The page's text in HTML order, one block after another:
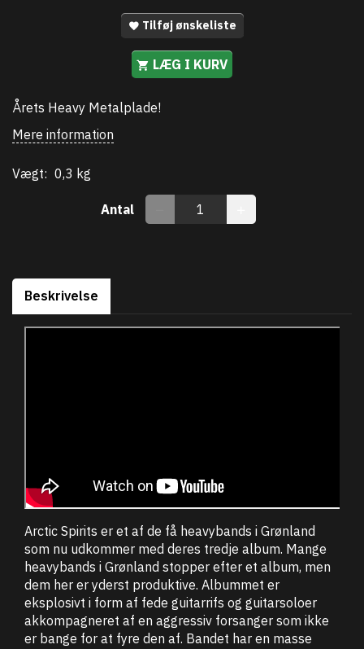
Tilføj ønskeliste
LÆG I KURV
Årets Heavy Metalplade!
Mere information
Vægt: 0,3 kg
Antal
Beskrivelse
Arctic Spirits er et af de få heavybands i Grønland
som nu udkommer med deres tredje album. Mange
heavybands i Grønland stopper efter et album, men
dem her er yderst produktive. Albummet er
eksplosivt i form af fede guitarrifs og guitarsoloer
akkompagneret af en aggressiv forsanger som ikke
er bange for at fyre den af. Bandet har en masse